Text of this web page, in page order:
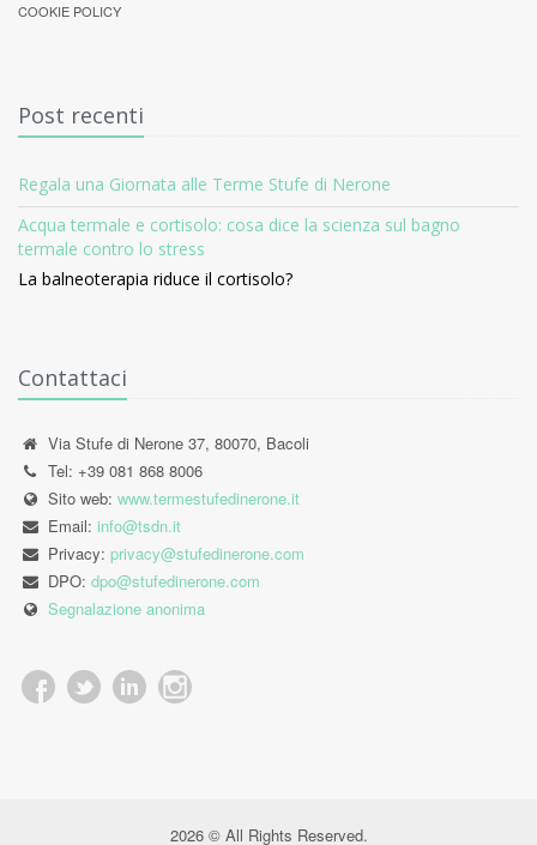
COOKIE POLICY
Post recenti
Regala una Giornata alle Terme Stufe di Nerone
Acqua termale e cortisolo: cosa dice la scienza sul bagno
termale contro lo stress
La balneoterapia riduce il cortisolo?
Contattaci
Via Stufe di Nerone 37, 80070, Bacoli
Tel: +39 081 868 8006
Sito web: www.termestufedinerone.it
Email: info@tsdn.it
Privacy: privacy@stufedinerone.com
DPO: dpo@stufedinerone.com
Segnalazione anonima
2026 © All Rights Reserved.